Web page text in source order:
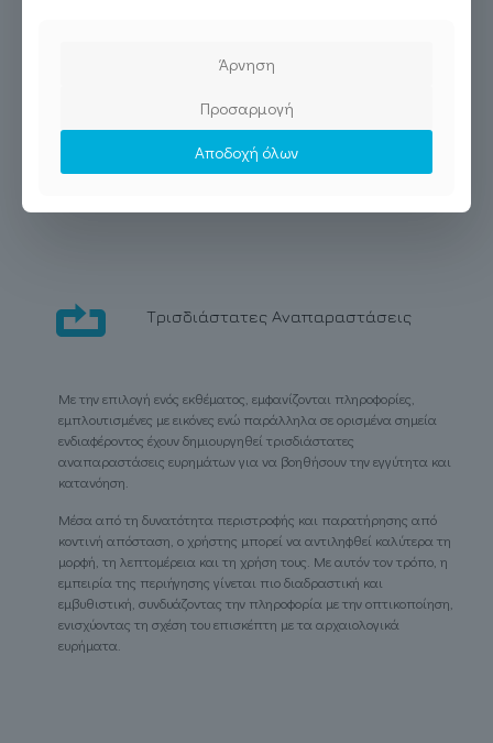
Τρισδιάστατες Αναπαραστάσεις
Με την επιλογή ενός εκθέματος, εμφανίζονται πληροφορίες,
εμπλουτισμένες με εικόνες ενώ παράλληλα σε ορισμένα σημεία
ενδιαφέροντος έχουν δημιουργηθεί τρισδιάστατες
αναπαραστάσεις ευρημάτων για να βοηθήσουν την εγγύτητα και
κατανόηση.
Μέσα από τη δυνατότητα περιστροφής και παρατήρησης από
κοντινή απόσταση, ο χρήστης μπορεί να αντιληφθεί καλύτερα τη
μορφή, τη λεπτομέρεια και τη χρήση τους. Με αυτόν τον τρόπο, η
εμπειρία της περιήγησης γίνεται πιο διαδραστική και
εμβυθιστική, συνδυάζοντας την πληροφορία με την οπτικοποίηση,
ενισχύοντας τη σχέση του επισκέπτη με τα αρχαιολογικά
ευρήματα.
Άρνηση
Προσαρμογή
Αποδοχή όλων